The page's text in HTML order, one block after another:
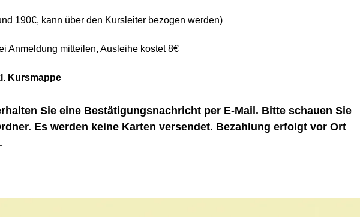
190€, kann über den Kursleiter bezogen werden)
Anmeldung mitteilen, Ausleihe kostet 8€
Kursmappe
Sie eine Bestätigungsnachricht per E-Mail. Bitte schauen Sie
Es werden keine Karten versendet. Bezahlung erfolgt vor Ort